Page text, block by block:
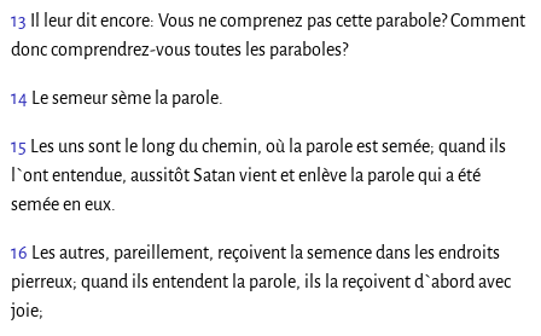
13
Il leur dit encore: Vous ne comprenez pas cette parabole? Comment
donc comprendrez-vous toutes les paraboles?
14 Le semeur sème la parole.
15 Les uns sont le long du chemin, où la parole est semée; quand ils
l`ont entendue, aussitôt Satan vient et enlève la parole qui a été
semée en eux.
16 Les autres, pareillement, reçoivent la semence dans les endroits
pierreux; quand ils entendent la parole, ils la reçoivent d`abord avec
joie;